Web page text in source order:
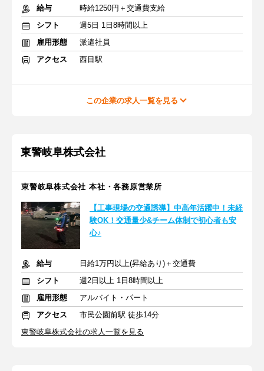
給与
時給1250円＋交通費支給
シフト
週5日 1日8時間以上
雇用形態
派遣社員
アクセス
西目駅
この企業の求人一覧を見る
東警岐阜株式会社
東警岐阜株式会社 本社・各務原営業所
【工事現場の交通誘導】中高年活躍中！未経
験OK！交通量少&チーム体制で初心者も安
心♪
給与
日給1万円以上(昇給あり)＋交通費
シフト
週2日以上 1日8時間以上
雇用形態
アルバイト・パート
アクセス
市民公園前駅 徒歩14分
東警岐阜株式会社の求人一覧を見る